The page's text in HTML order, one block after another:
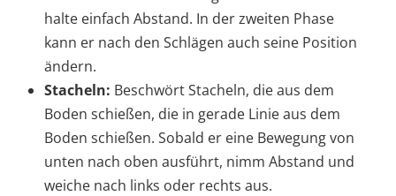
halte einfach Abstand. In der zweiten Phase
kann er nach den Schlägen auch seine Position
ändern.
Stacheln: Beschwört Stacheln, die aus dem
Boden schießen, die in gerade Linie aus dem
Boden schießen. Sobald er eine Bewegung von
unten nach oben ausführt, nimm Abstand und
weiche nach links oder rechts aus.